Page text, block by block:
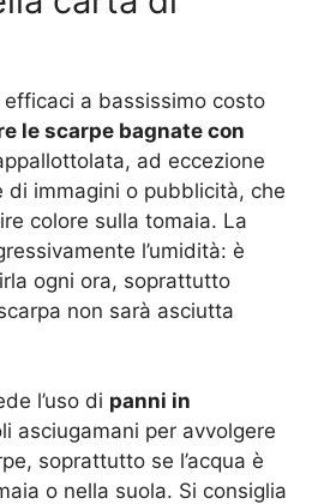
a bassissimo costo
le scarpe bagnate con
ad eccezione
di immagini o pubblicità, che
colore sulla tomaia. La
l’umidità: è
ogni ora, soprattutto
non sarà asciutta
l’uso di panni in
asciugamani per avvolgere
soprattutto se l’acqua è
o nella suola. Si consiglia